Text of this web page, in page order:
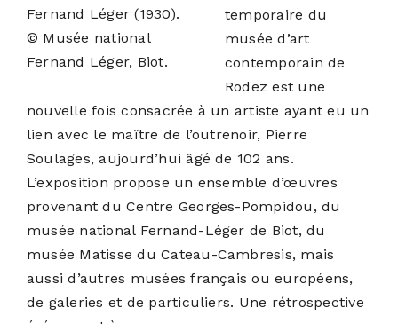
Fernand Léger (1930).
© Musée national
Fernand Léger, Biot.
temporaire du
musée d’art
contemporain de
Rodez est une
nouvelle fois consacrée à un artiste ayant eu un
lien avec le maître de l’outrenoir, Pierre
Soulages, aujourd’hui âgé de 102 ans.
L’exposition propose un ensemble d’œuvres
provenant du Centre Georges-Pompidou, du
musée national Fernand-Léger de Biot, du
musée Matisse du Cateau-Cambresis, mais
aussi d’autres musées français ou européens,
de galeries et de particuliers. Une rétrospective